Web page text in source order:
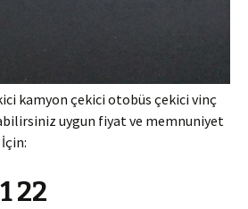
kamyon çekici otobüs çekici vinç
uygun fiyat ve memnuniyet
22